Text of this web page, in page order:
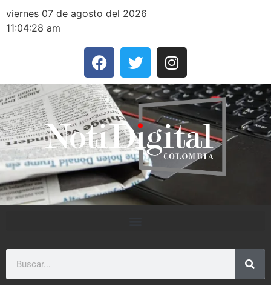
viernes 07 de agosto del 2026
11:04:28 am